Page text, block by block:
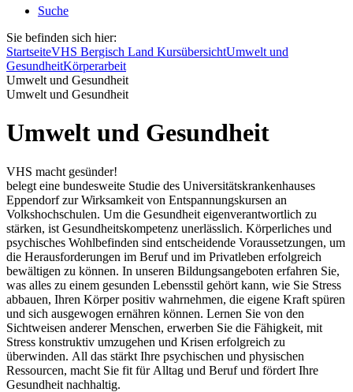
Suche
Sie befinden sich hier:
StartseiteVHS Bergisch Land KursübersichtUmwelt und
GesundheitKörperarbeit
Umwelt und Gesundheit
Umwelt und Gesundheit
Umwelt und Gesundheit
VHS macht gesünder!
belegt eine bundesweite Studie des Universitätskrankenhauses
Eppendorf zur Wirksamkeit von Entspannungskursen an
Volkshochschulen. Um die Gesundheit eigenverantwortlich zu
stärken, ist Gesundheitskompetenz unerlässlich. Körperliches und
psychisches Wohlbefinden sind entscheidende Voraussetzungen, um
die Herausforderungen im Beruf und im Privatleben erfolgreich
bewältigen zu können. In unseren Bildungsangeboten erfahren Sie,
was alles zu einem gesunden Lebensstil gehört kann, wie Sie Stress
abbauen, Ihren Körper positiv wahrnehmen, die eigene Kraft spüren
und sich ausgewogen ernähren können. Lernen Sie von den
Sichtweisen anderer Menschen, erwerben Sie die Fähigkeit, mit
Stress konstruktiv umzugehen und Krisen erfolgreich zu
überwinden. All das stärkt Ihre psychischen und physischen
Ressourcen, macht Sie fit für Alltag und Beruf und fördert Ihre
Gesundheit nachhaltig.